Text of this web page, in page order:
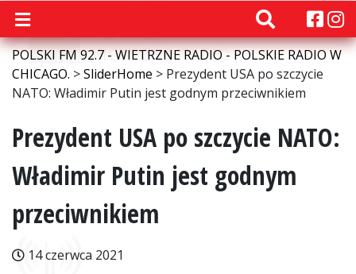
POLSKI FM 92.7 - WIETRZNE RADIO - POLSKIE RADIO W
CHICAGO. >SliderHome > Prezydent USA po szczycie
NATO: Władimir Putin jest godnym przeciwnikiem
Prezydent USA po szczycie NATO:
Władimir Putin jest godnym
przeciwnikiem
14 czerwca 2021